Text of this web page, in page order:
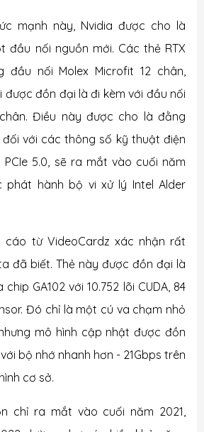
mạnh này, Nvidia được cho là
đầu nối nguồn mới. Các thẻ RTX
đầu nối Molex Microfit 12 chân,
được đồn đại là đi kèm với đầu nối
Điều này được cho là đằng
đối với các thông số kỹ thuật điện
5.0, sẽ ra mắt vào cuối năm
phát hành bộ vi xử lý Intel Alder
cáo từ VideoCardz xác nhận rất
đã biết. Thẻ này được đồn đại là
GA102 với 10.752 lõi CUDA, 84
Đó chỉ là một cú va chạm nhỏ
mô hình cập nhật được đồn
bộ nhớ nhanh hơn - 21Gbps trên
cơ sở.
chỉ ra mắt vào cuối năm 2021,